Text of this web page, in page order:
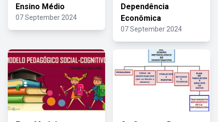
Ensino Médio
07 September 2024
Dependência
Econômica
07 September 2024